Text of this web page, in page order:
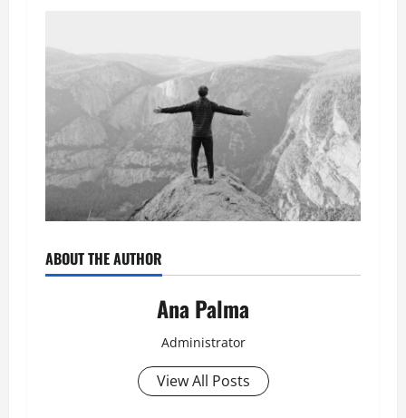
ABOUT THE AUTHOR
Ana Palma
Administrator
View All Posts